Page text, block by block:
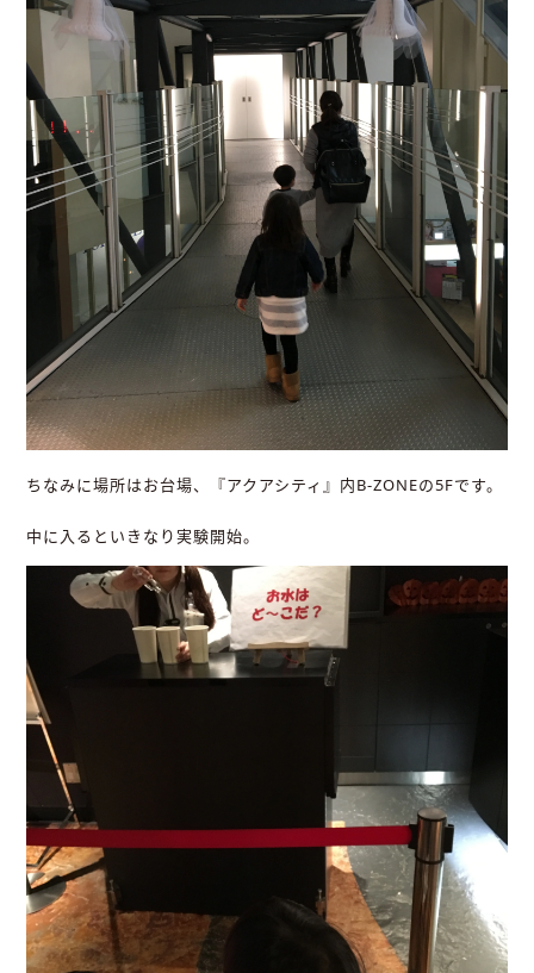
ちなみに場所はお台場、『アクアシティ』内B-ZONEの5Fです。
中に入るといきなり実験開始。